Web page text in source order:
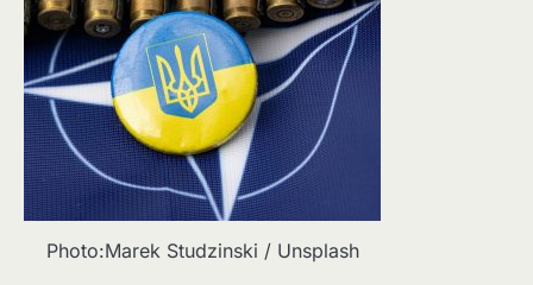
Photo:Marek Studzinski / Unsplash